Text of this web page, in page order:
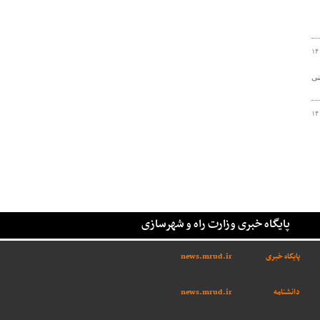
هزار و ۶۸۶ زائر حسینی
پایگاه خبری وزارت راه و شهرسازی
پایگاه خبری news.mrud.ir
دانشنامه
news.mrud.ir